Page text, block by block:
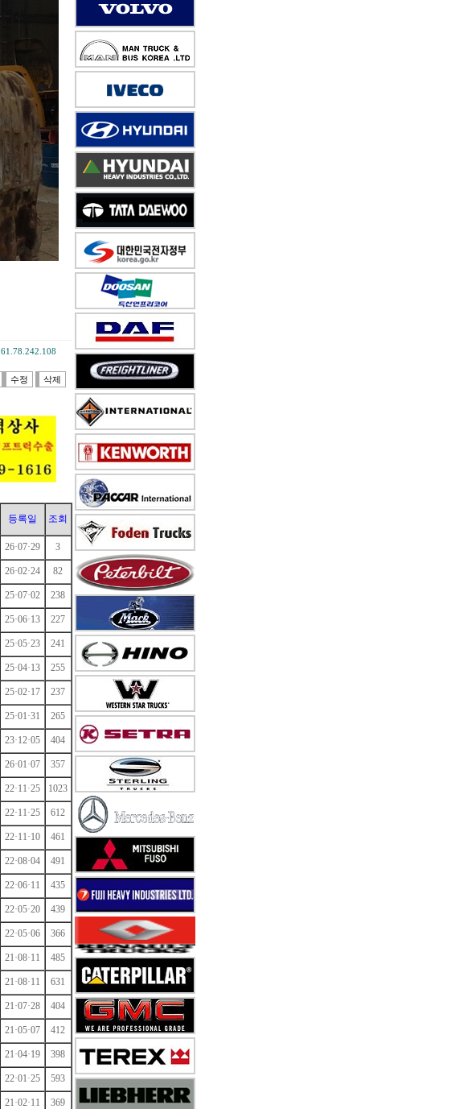
61.78.242.108
수정 삭제
등록일 조회
26·07·29 3
26·02·24 82
25·07·02 238
25·06·13 227
25·05·23 241
25·04·13 255
25·02·17 237
25·01·31 265
23·12·05 404
26·01·07 357
22·11·25 1023
22·11·25 612
22·11·10 461
22·08·04 491
22·06·11 435
22·05·20 439
22·05·06 366
21·08·11 485
21·08·11 631
21·07·28 404
21·05·07 412
21·04·19 398
22·01·25 593
21·02·11 369